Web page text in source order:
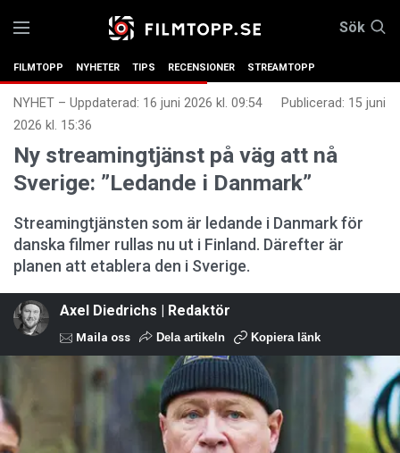
Sök
FILMTOPP NYHETER TIPS RECENSIONER STREAMTOPP
NYHET – Uppdaterad: 16 juni 2026 kl. 09:54 Publicerad: 15 juni
2026 kl. 15:36
Ny streamingtjänst på väg att nå
Sverige: ”Ledande i Danmark”
Streamingtjänsten som är ledande i Danmark för
danska filmer rullas nu ut i Finland. Därefter är
planen att etablera den i Sverige.
Axel Diedrichs | Redaktör
Maila oss Dela artikeln Kopiera länk